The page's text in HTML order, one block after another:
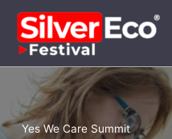
contenu
Yes We Care Summit